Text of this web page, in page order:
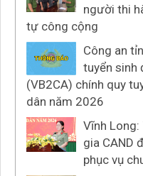
người thi
tự công cộng
Công an
tuyển sinh
(VB2CA) chính quy
dân năm 2026
Vĩnh
gia CAND
phục vụ